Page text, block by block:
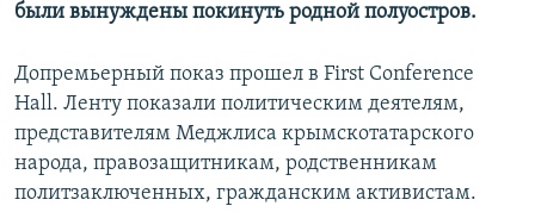
были вынуждены покинуть родной полуостров.
Допремьерный показ прошел в First Conference
Hall. Ленту показали политическим деятелям,
представителям Меджлиса крымскотатарского
народа, правозащитникам, родственникам
политзаключенных, гражданским активистам.